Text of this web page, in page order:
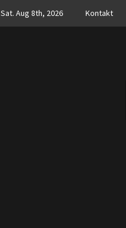
Sat. Aug 8th, 2026 Kontakt